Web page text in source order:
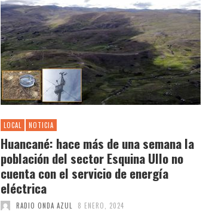
LOCAL NOTICIA
Huancané: hace más de una semana la
población del sector Esquina Ullo no
cuenta con el servicio de energía
eléctrica
RADIO ONDA AZUL 8 ENERO, 2024